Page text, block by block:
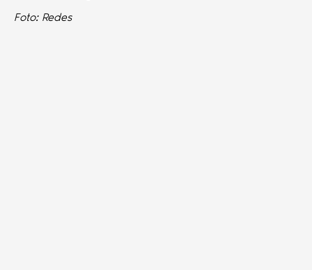
Foto: Redes